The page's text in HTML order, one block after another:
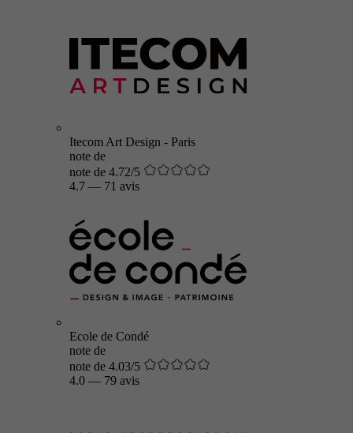
Itecom Art Design - Paris
note de
note de 4.72/5
4.7 — 71 avis
Ecole de Condé
note de
note de 4.03/5
4.0 — 79 avis